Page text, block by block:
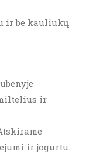
ir be kauliukų
ir
ir jogurtu.